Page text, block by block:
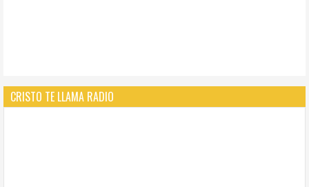
CRISTO TE LLAMA RADIO